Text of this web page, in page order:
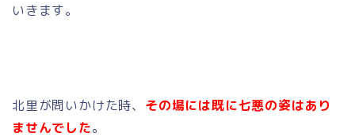
いきます。
北里が問いかけた時、 その場には既に七悪の姿はあり
ませんでした。